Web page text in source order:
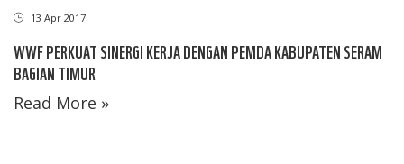
13 Apr 2017
WWF PERKUAT SINERGI KERJA DENGAN PEMDA KABUPATEN SERAM
BAGIAN TIMUR
Read More »